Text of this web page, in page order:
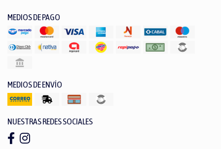
MEDIOS DE PAGO
MEDIOS DE ENVÍO
NUESTRAS REDES SOCIALES